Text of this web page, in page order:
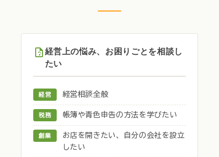
経営上の悩み、お困りごとを相談し
たい
経営 経営相談全般
税務 帳簿や青色申告の方法を学びたい
創業
お店を開きたい、自分の会社を設立
したい